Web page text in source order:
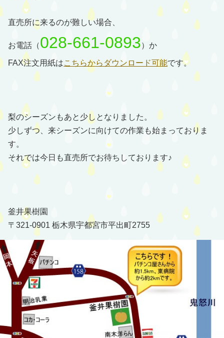
直売所に来るのが難しい場合、
お電話（028-661-0893）か
FAX注文用紙はこちらからダウンロード可能です。
梨のシーズンもあと少しとなりました。
少しずつ、来シーズンに向けての作業も始まっておりま
す。
それでは今日も直売所でお待ちしております♪
釜井果樹園
〒321-0901 栃木県宇都宮市平出町2755